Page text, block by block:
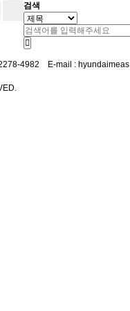
검색
4982 E-mail :